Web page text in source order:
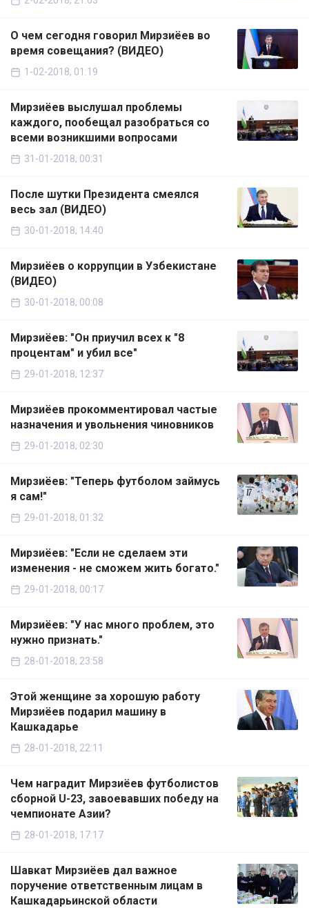
О чем сегодня говорил Мирзиёев во
время совещания? (ВИДЕО)
1-02-2018, 01:19
Мирзиёев выслушал проблемы
каждого, пообещал разобраться со
всеми возникшими вопросами
31-01-2018, 00:31
После шутки Президента смеялся
весь зал (ВИДЕО)
30-01-2018, 14:40
Мирзиёев о коррупции в Узбекистане
(ВИДЕО)
30-01-2018, 00:08
Мирзиёев: "Он приучил всех к "8
процентам" и убил все"
29-01-2018, 12:37
Мирзиёев прокомментировал частые
назначения и увольнения чиновников
29-01-2018, 02:30
Мирзиёев: "Теперь футболом займусь
я сам!"
29-01-2018, 01:32
Мирзиёев: "Если не сделаем эти
изменения - не сможем жить богато."
29-01-2018, 00:17
Мирзиёев: "У нас много проблем, это
нужно признать."
28-01-2018, 23:58
Этой женщине за хорошую работу
Мирзиёев подарил машину в
Кашкадарье
28-01-2018, 22:11
Чем наградит Мирзиёев футболистов
сборной U-23, завоевавших победу на
чемпионате Азии?
28-01-2018, 17:17
Шавкат Мирзиёев дал важное
поручение ответственным лицам в
Кашкадарьинской области